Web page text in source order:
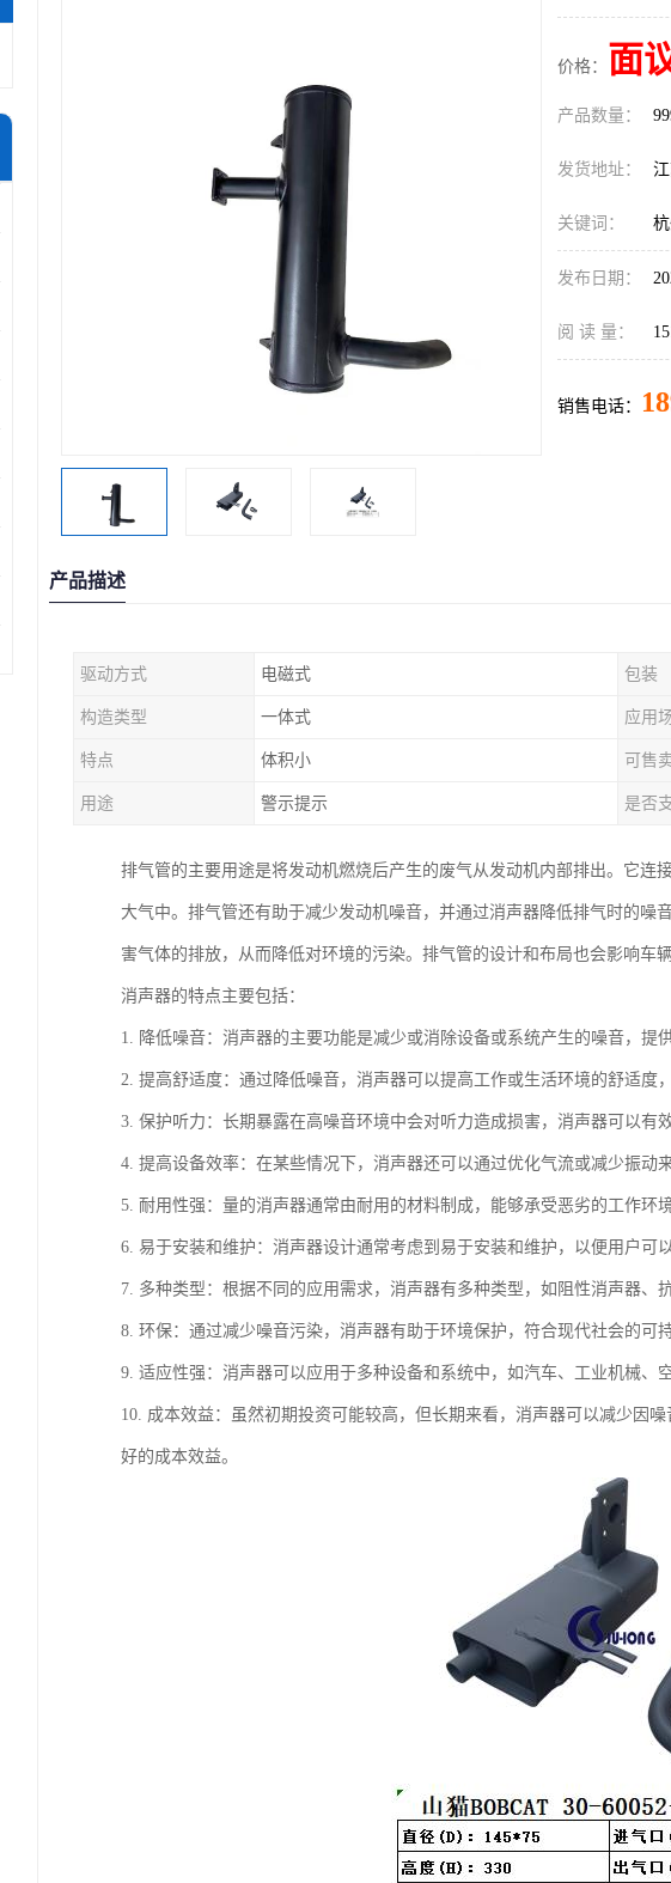
价格： 面
产品数量：
发货地址：
关键词：
发布日期：
阅 读 量：
销售电话：
产品描述
驱动方式 电磁式 包装
构造类型 一体式 应用
特点 体积小 可售
用途 警示提示 是否
排气管的主要用途是将发动机燃烧后产生的废气从发动机内部排出。它连
大气中。排气管还有助于减少发动机噪音，并通过消声器降低排气时的噪
害气体的排放，从而降低对环境的污染。排气管的设计和布局也会影响车
消声器的特点主要包括：
1. 降低噪音：消声器的主要功能是减少或消除设备或系统产生的噪音，提
2. 提高舒适度：通过降低噪音，消声器可以提高工作或生活环境的舒适度
3. 保护听力：长期暴露在高噪音环境中会对听力造成损害，消声器可以有
4. 提高设备效率：在某些情况下，消声器还可以通过优化气流或减少振动
5. 耐用性强：量的消声器通常由耐用的材料制成，能够承受恶劣的工作环
6. 易于安装和维护：消声器设计通常考虑到易于安装和维护，以便用户可
7. 多种类型：根据不同的应用需求，消声器有多种类型，如阻性消声器、
8. 环保：通过减少噪音污染，消声器有助于环境保护，符合现代社会的可
9. 适应性强：消声器可以应用于多种设备和系统中，如汽车、工业机械、
10. 成本效益：虽然初期投资可能较高，但长期来看，消声器可以减少因
好的成本效益。